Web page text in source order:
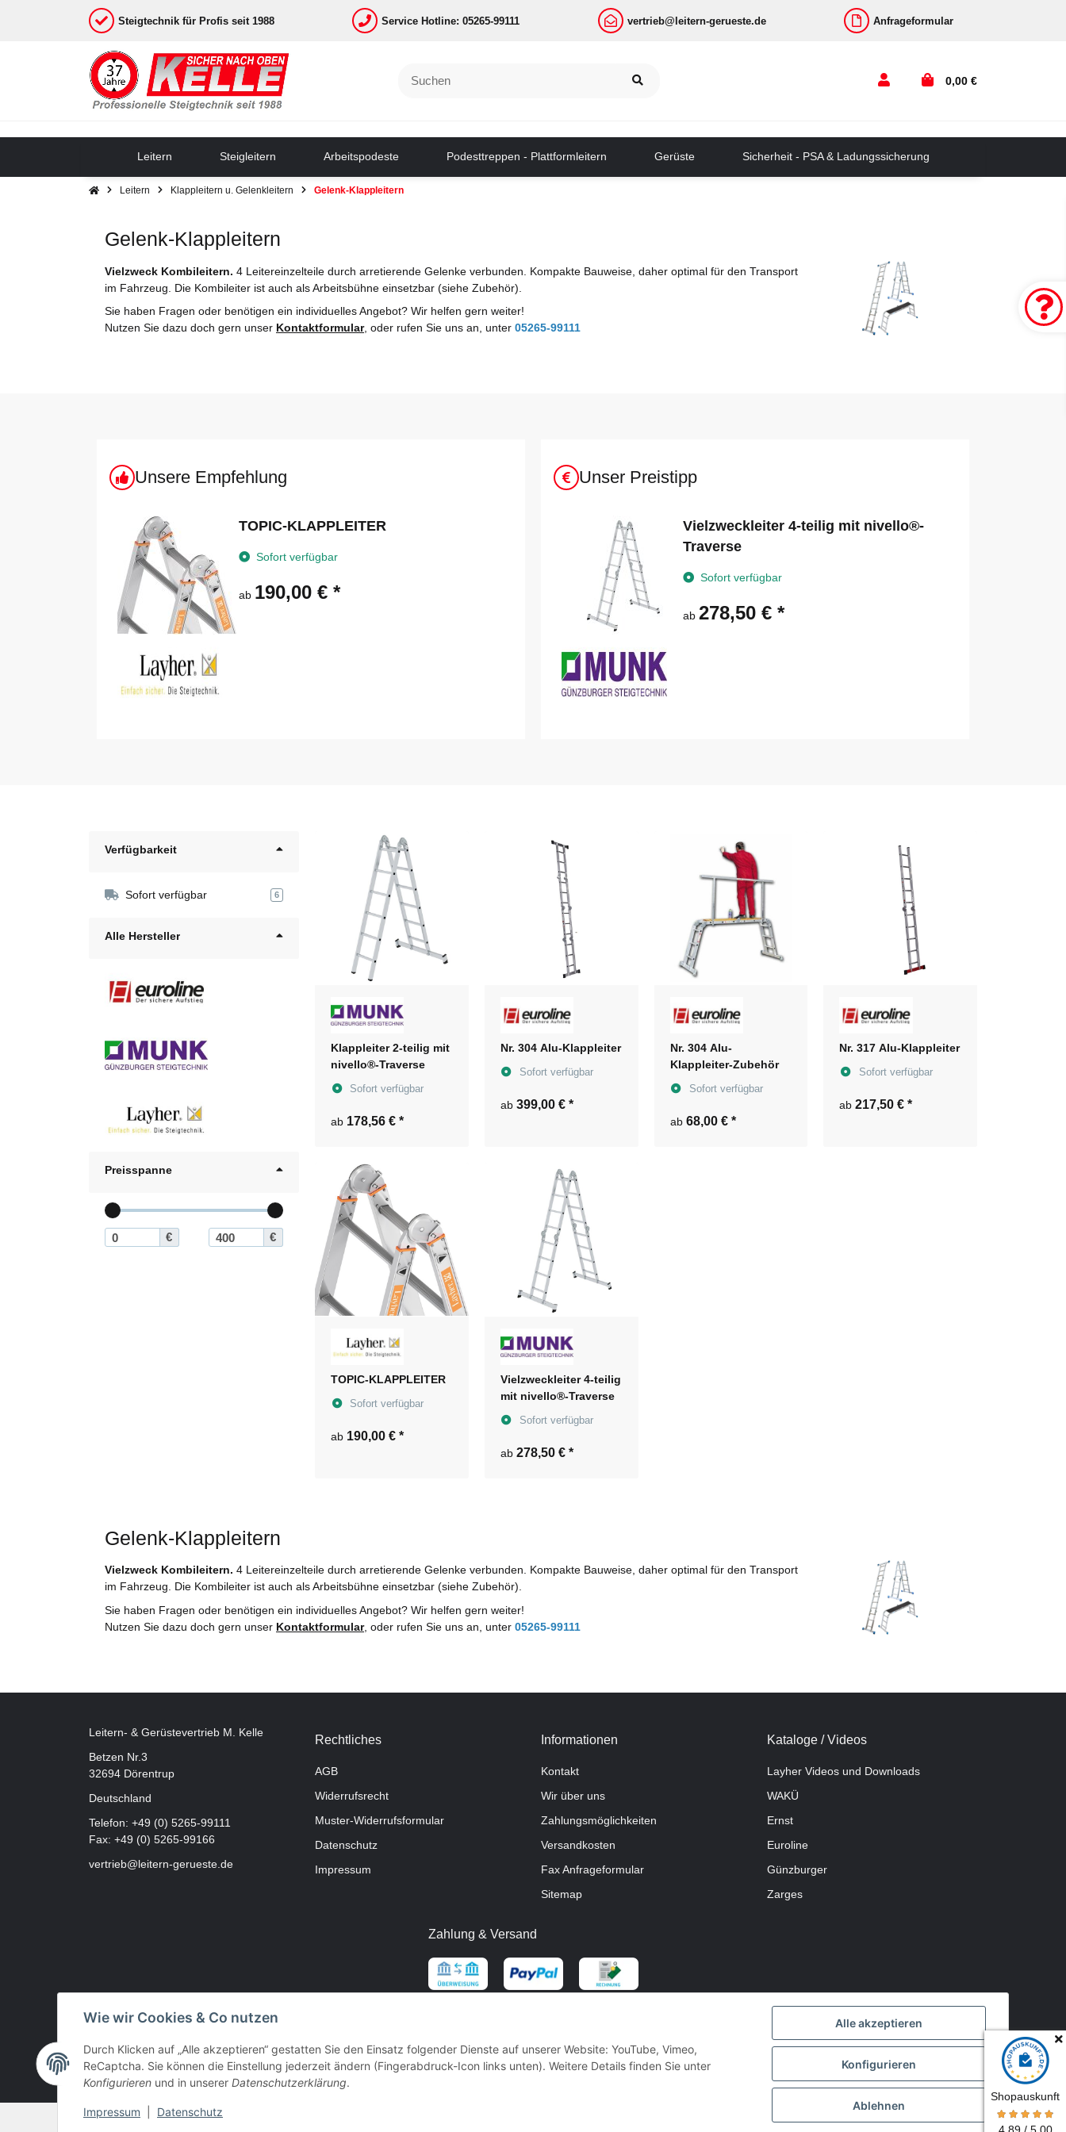
Shopauskunft
Steigtechnik für Profis seit 1988 Service Hotline: 05265-99111 vertrieb@leitern-gerueste.de Anfrageformular
0,00 €
Leitern Steigleitern Arbeitspodeste Podesttreppen - Plattformleitern Gerüste Sicherheit - PSA & Ladungssicherung
Leitern Klappleitern u. Gelenkleitern Gelenk-Klappleitern
Gelenk-Klappleitern
Vielzweck Kombileitern. 4 Leitereinzelteile durch arretierende Gelenke verbunden. Kompakte Bauweise, daher optimal für den Transport
im Fahrzeug. Die Kombileiter ist auch als Arbeitsbühne einsetzbar (siehe Zubehör).
Sie haben Fragen oder benötigen ein individuelles Angebot? Wir helfen gern weiter!
Nutzen Sie dazu doch gern unser Kontaktformular, oder rufen Sie uns an, unter 05265-99111
Unsere Empfehlung
TOPIC-KLAPPLEITER
Sofort verfügbar
ab 190,00 €*
Unser Preistipp
Vielzweckleiter 4-teilig mit nivello®-
Traverse
Sofort verfügbar
ab278,50 €*
Verfügbarkeit
Sofort verfügbar 6
Alle Hersteller
Preisspanne
€ €
Klappleiter 2-teilig mit
nivello®-Traverse
Sofort verfügbar
ab 178,56 € *
Nr. 304 Alu-Klappleiter
Sofort verfügbar
ab 399,00 € *
Nr. 304 Alu-
Klappleiter-Zubehör
Sofort verfügbar
ab 68,00 € *
Nr. 317 Alu-Klappleiter
Sofort verfügbar
ab217,50 €*
TOPIC-KLAPPLEITER
Sofort verfügbar
ab 190,00 € *
Vielzweckleiter 4-teilig
mit nivello®-Traverse
Sofort verfügbar
ab 278,50 € *
Gelenk-Klappleitern
Vielzweck Kombileitern. 4 Leitereinzelteile durch arretierende Gelenke verbunden. Kompakte Bauweise, daher optimal für den Transport
im Fahrzeug. Die Kombileiter ist auch als Arbeitsbühne einsetzbar (siehe Zubehör).
Sie haben Fragen oder benötigen ein individuelles Angebot? Wir helfen gern weiter!
Nutzen Sie dazu doch gern unser Kontaktformular, oder rufen Sie uns an, unter 05265-99111
Leitern- & Gerüstevertrieb M. Kelle
Betzen Nr.3
32694 Dörentrup
Deutschland
Telefon: +49 (0) 5265-99111
Fax: +49 (0) 5265-99166
vertrieb@leitern-gerueste.de
Rechtliches
AGB
Widerrufsrecht
Muster-Widerrufsformular
Datenschutz
Impressum
Informationen
Kontakt
Wir über uns
Zahlungsmöglichkeiten
Versandkosten
Fax Anfrageformular
Sitemap
Kataloge / Videos
Layher Videos und Downloads
WAKÜ
Ernst
Euroline
Günzburger
Zarges
Zahlung & Versand
Wie wir Cookies & Co nutzen
Durch Klicken auf „Alle akzeptieren“ gestatten Sie den Einsatz folgender Dienste auf unserer Website: YouTube, Vimeo,
ReCaptcha. Sie können die Einstellung jederzeit ändern (Fingerabdruck-Icon links unten). Weitere Details finden Sie unter
Konfigurieren und in unserer Datenschutzerklärung.
Impressum Datenschutz
Alle akzeptieren
Konfigurieren
Ablehnen